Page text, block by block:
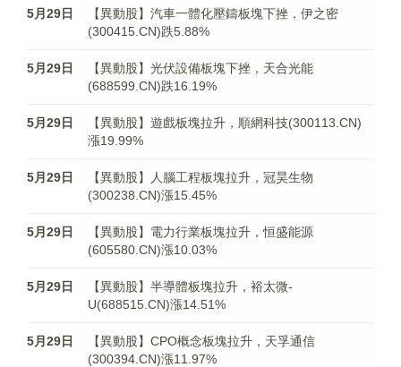
5月29日
【異動股】汽車一體化壓鑄板塊下挫，伊之密
(300415.CN)跌5.88%
5月29日
【異動股】光伏設備板塊下挫，天合光能
(688599.CN)跌16.19%
5月29日
【異動股】遊戲板塊拉升，順網科技(300113.CN)
漲19.99%
5月29日
【異動股】人腦工程板塊拉升，冠昊生物
(300238.CN)漲15.45%
5月29日
【異動股】電力行業板塊拉升，恒盛能源
(605580.CN)漲10.03%
5月29日
【異動股】半導體板塊拉升，裕太微-
U(688515.CN)漲14.51%
5月29日
【異動股】CPO概念板塊拉升，天孚通信
(300394.CN)漲11.97%